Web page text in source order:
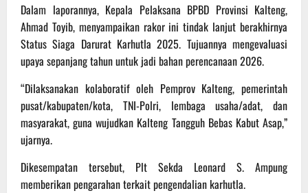
Dalam laporannya, Kepala Pelaksana BPBD Provinsi Kalteng,
Ahmad Toyib, menyampaikan rakor ini tindak lanjut berakhirnya
Status Siaga Darurat Karhutla 2025. Tujuannya mengevaluasi
upaya sepanjang tahun untuk jadi bahan perencanaan 2026.
“Dilaksanakan kolaboratif oleh Pemprov Kalteng, pemerintah
pusat/kabupaten/kota, TNI-Polri, lembaga usaha/adat, dan
masyarakat, guna wujudkan Kalteng Tangguh Bebas Kabut Asap,”
ujarnya.
Dikesempatan tersebut, Plt Sekda Leonard S. Ampung
memberikan pengarahan terkait pengendalian karhutla.